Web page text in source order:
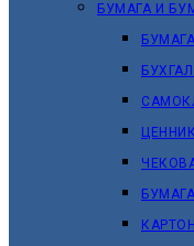
БУМАГА И